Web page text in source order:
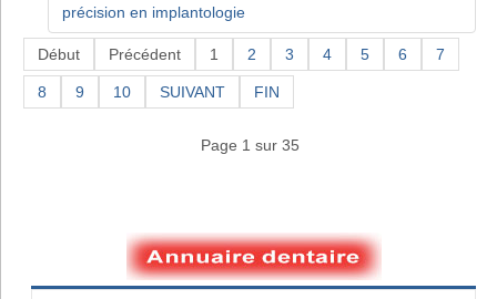
précision en implantologie
Début Précédent 1 2 3 4 5 6 7
8 9 10 SUIVANT FIN
Page 1 sur 35